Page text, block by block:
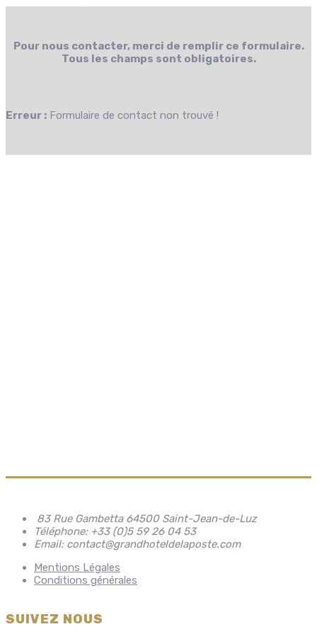
Pour nous contacter, merci de remplir ce formulaire.
Tous les champs sont obligatoires.
Erreur : Formulaire de contact non trouvé !
83 Rue Gambetta 64500 Saint-Jean-de-Luz
Téléphone: +33 (0)5 59 26 04 53
Email: contact@grandhoteldelaposte.com
Mentions Légales
Conditions générales
SUIVEZ NOUS